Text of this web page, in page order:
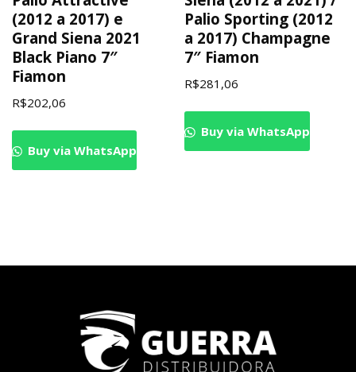
(2012 a 2017) e
Grand Siena 2021
Black Piano 7″
Fiamon
R$202,06
Buy via WhatsApp
Palio Sporting (2012
a 2017) Champagne
7″ Fiamon
R$281,06
Buy via WhatsApp